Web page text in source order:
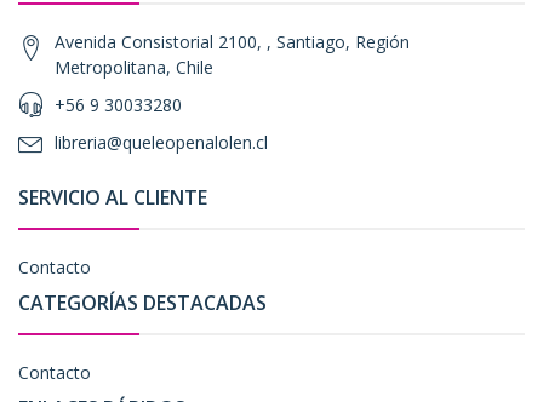
Avenida Consistorial 2100, , Santiago, Región
Metropolitana, Chile
+56 9 30033280
libreria@queleopenalolen.cl
SERVICIO AL CLIENTE
Contacto
CATEGORÍAS DESTACADAS
Contacto